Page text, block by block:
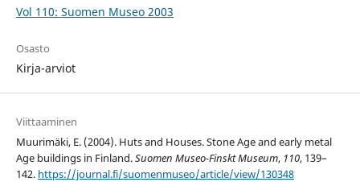
Vol 110: Suomen Museo 2003
Osasto
Kirja-arviot
Viittaaminen
Muurimäki, E. (2004). Huts and Houses. Stone Age and early metal
Age buildings in Finland.Suomen Museo-Finskt Museum, 110, 139–
142. https://journal.fi/suomenmuseo/article/view/130348